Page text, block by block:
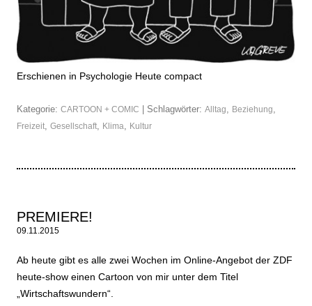
Erschienen in Psychologie Heute compact
Kategorie: CARTOON + COMIC | Schlagwörter: Alltag, Beziehung,
Freizeit, Gesellschaft, Klima, Kultur
PREMIERE!
09.11.2015
Ab heute gibt es alle zwei Wochen im Online-Angebot der ZDF
heute-show einen Cartoon von mir unter dem Titel
„Wirtschaftswundern“.